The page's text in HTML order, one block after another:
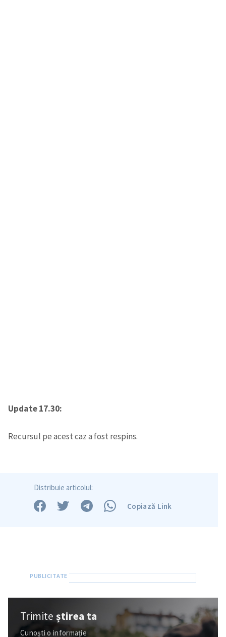
in English
на русском
Update 17.30:
Recursul pe acest caz a fost respins.
Distribuie articolul:
Copiază Link
Trimiteștirea ta
Cunoști o informație